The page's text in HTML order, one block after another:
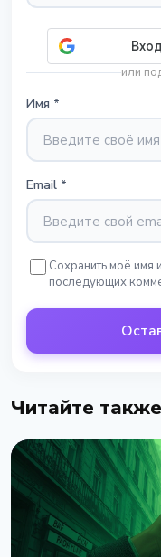
или
Имя *
Email *
Сохранить моё имя
последующих
Читайте также